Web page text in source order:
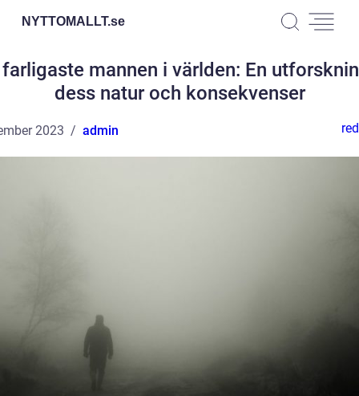
NYTTOMALLT.se
mannen i världen: En
dess natur och konsekvenser
2023 admin